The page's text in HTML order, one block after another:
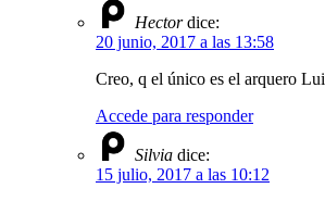
Hector dice:
20 junio, 2017 a las 13:58
Creo, q el único es el arquero
Accede para responder
Silvia dice:
15 julio, 2017 a las 10:12